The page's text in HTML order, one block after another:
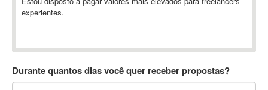
AC Drives
ACDSee
experientes.
Durante quantos dias você quer receber propostas?